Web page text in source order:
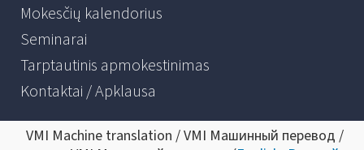
Mokesčių kalendorius
Seminarai
Tarptautinis apmokestinimas
Kontaktai / Apklausa
VMI Machine translation / VMI Машинный перевод /